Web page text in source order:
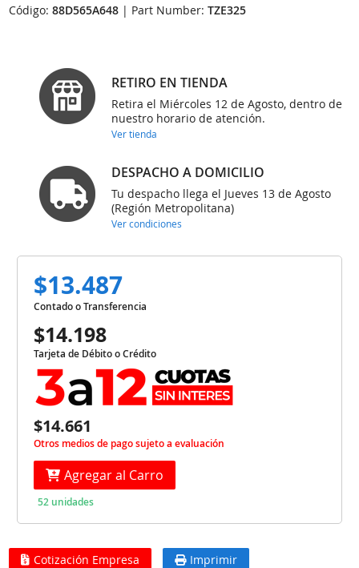
Código:88D565A648 | Part Number:TZE325
RETIRO EN TIENDA
Retira el Miércoles 12 de Agosto, dentro de
nuestro horario de atención.
Ver tienda
DESPACHO A DOMICILIO
Tu despacho llega el Jueves 13 de Agosto
(Región Metropolitana)
Ver condiciones
$13.487
Contado o Transferencia
$14.198
Tarjeta de Débito o Crédito
$14.661
Otros medios de pago sujeto a evaluación
Agregar al Carro
52 unidades
Cotización Empresa Imprimir